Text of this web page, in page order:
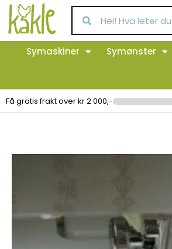
Symaskiner Symønster
Få gratis frakt over kr 2 000,-